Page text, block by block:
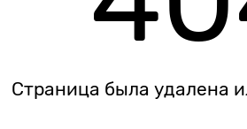
Страница была удалена